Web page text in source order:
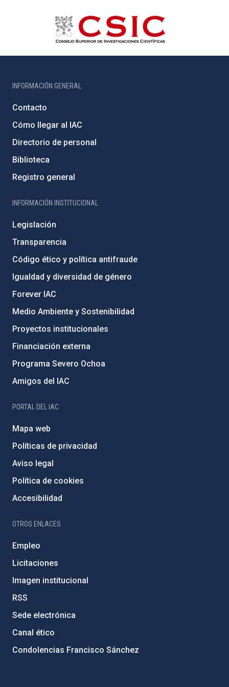
INFORMACIÓN GENERAL
Contacto
Cómo llegar al IAC
Directorio de personal
Biblioteca
Registro general
INFORMACIÓN INSTITUCIONAL
Legislación
Transparencia
Código ético y política antifraude
Igualdad y diversidad de género
Forever IAC
Medio Ambiente y Sostenibilidad
Proyectos institucionales
Financiación externa
Programa Severo Ochoa
Amigos del IAC
PORTAL DEL IAC
Mapa web
Políticas de privacidad
Aviso legal
Política de cookies
Accesibilidad
OTROS ENLACES
Empleo
Licitaciones
Imagen institucional
RSS
Sede electrónica
Canal ético
Condolencias Francisco Sánchez